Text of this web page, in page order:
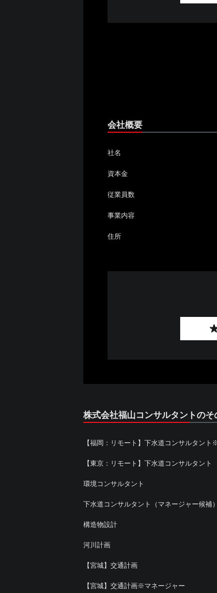
会社概要
社名
資本金
従業員数
事業内容
住所
株式会社福山コンサルタントのそ
【福岡：リモート】下水道コンサルタント
【東京：リモート】下水道コンサルタント
環境コンサルタント
下水道コンサルタント（マネージャー候補
構造物設計
河川計画
【宮城】交通計画
【宮城】交通計画※マネージャー